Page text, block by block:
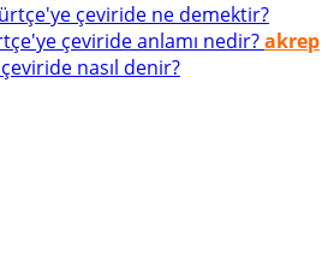
çeviride ne demektir?
çeviride anlamı nedir?akrep
nasıl denir?